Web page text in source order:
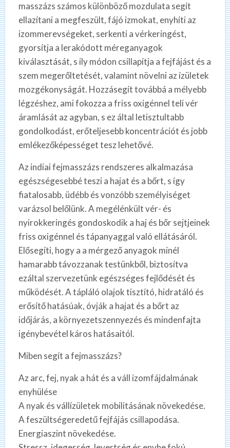
masszázs számos különböző mozdulata segít
ellazítani a megfeszült, fájó izmokat, enyhíti az
izommerevségeket, serkenti a vérkeringést,
gyorsítja a lerakódott méreganyagok
kiválasztását, s ily módon csillapítja a fejfájást és a
szem megerőltetését, valamint növelni az ízületek
mozgékonyságát. Hozzásegít továbbá a mélyebb
légzéshez, ami fokozza a friss oxigénnel teli vér
áramlását az agyban, s ez által letisztultabb
gondolkodást, erőteljesebb koncentrációt és jobb
emlékezőképességet tesz lehetővé.
Az indiai fejmasszázs rendszeres alkalmazása
egészségesebbé teszi a hajat és a bőrt, s így
fiatalosabb, üdébb és vonzóbb személyiséget
varázsol belőlünk. A megélénkült vér- és
nyirokkeringés gondoskodik a haj és bőr sejtjeinek
friss oxigénnel és tápanyaggal való ellátásáról.
Elősegíti, hogy a a mérgező anyagok minél
hamarabb távozzanak testünkből, biztosítva
ezáltal szervezetünk egészséges fejlődését és
működését. A tápláló olajok tisztító, hidratáló és
erősítő hatásúak, óvják a hajat és a bőrt az
időjárás, a környezetszennyezés és mindenfajta
igénybevétel káros hatásaitól.
Miben segít a fejmasszázs?
Az arc, fej, nyak a hát és a váll izomfájdalmának
enyhülése
A nyak és vállízületek mobilitásának növekedése.
A feszültségeredetű fejfájás csillapodása.
Energiaszint növekedése.